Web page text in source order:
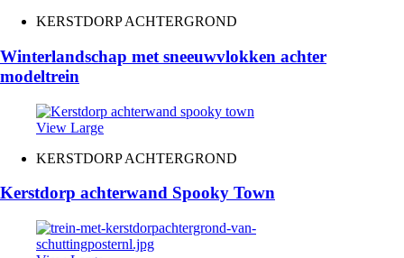
KERSTDORP ACHTERGROND
Winterlandschap met sneeuwvlokken achter
modeltrein
View Large
KERSTDORP ACHTERGROND
Kerstdorp achterwand Spooky Town